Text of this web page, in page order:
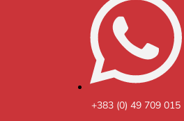
+383 (0) 49 709 015